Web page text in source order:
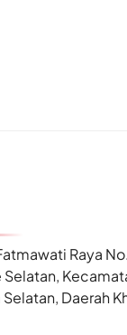
Raya
Selatan, Daerah